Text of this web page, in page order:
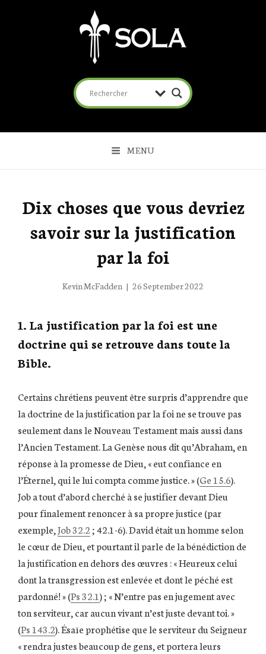
SOLA
Coalition pour l'Évangile
MENU
Dix choses que vous devriez
savoir sur la justification
par la foi
Kevin McFadden
Posted
26 September 2022
1. La justification par la foi est une
doctrine qui se retrouve dans toute la
Bible.
Certains chrétiens peuvent être surpris d’apprendre que
la doctrine de la justification par la foi ne se trouve pas
seulement dans le Nouveau Testament mais aussi dans
l’Ancien Testament. La Genèse nous dit qu’Abraham, en
réponse à la promesse de Dieu, « eut confiance en
l’Éternel, qui le lui compta comme justice. » (Ge 15.6).
Job a tout d’abord cherché à se justifier devant Dieu
pour finalement renoncer à sa propre justice (par
exemple,Job 32.2 ; 42.1-6). David était un homme selon
le cœur de Dieu, et pourtant il parle de la bénédiction de
la justification en dehors des œuvres : « Heureux celui
dont la transgression est enlevée et dont le péché est
pardonné! » (Ps 32.1) ; « N’entre pas en jugement avec
ton serviteur, car aucun vivant n’est juste devant toi. »
(Ps 143.2). Ésaïe prophétise que le serviteur du Seigneur
« rendra justes beaucoup de gens, et portera leurs